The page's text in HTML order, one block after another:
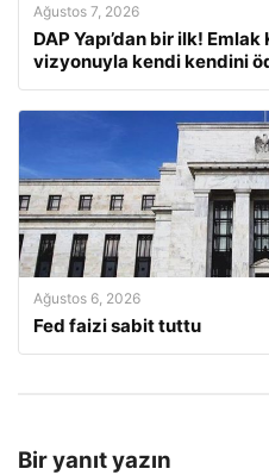
Ağustos 7, 2026
DAP Yapı’dan bir ilk!
vizyonuyla kendi kendini
Ağustos 6, 2026
Fed faizi sabit tuttu
Bir yanıt yazın